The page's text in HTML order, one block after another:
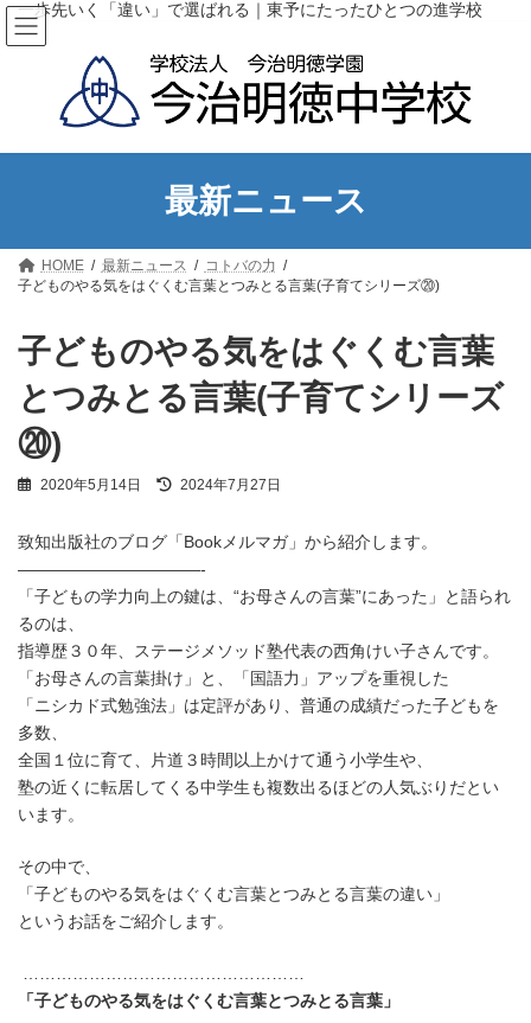
コ
ン
テ
キ
ナ
ビ
ゲ
に
一歩先いく「違い」で選ばれる｜東予にたったひとつの進学校
最新ニュース
HOME 最新ニュース
コトバの力
子どものやる気をはぐくむ言葉とつみとる言葉(子育てシリーズ⑳)
子どものやる気をはぐくむ言葉
とつみとる言葉(子育てシリーズ
⑳)
2020年5月14日
最
新
:
2024年7月27日
致知出版社のブログ「Bookメルマガ」から紹介します。
———————————-
「子どもの学力向上の鍵は、“お母さんの言葉”にあった」と語られ
るのは、
指導歴３０年、ステージメソッド塾代表の西角けい子さんです。
「お母さんの言葉掛け」と、「国語力」アップを重視した
「ニシカド式勉強法」は定評があり、普通の成績だった子どもを
多数、
全国１位に育て、片道３時間以上かけて通う小学生や、
塾の近くに転居してくる中学生も複数出るほどの人気ぶりだとい
います。
その中で、
「子どものやる気をはぐくむ言葉とつみとる言葉の違い」
というお話をご紹介します。
……………………………………………
「子どものやる気をはぐくむ言葉とつみとる言葉」